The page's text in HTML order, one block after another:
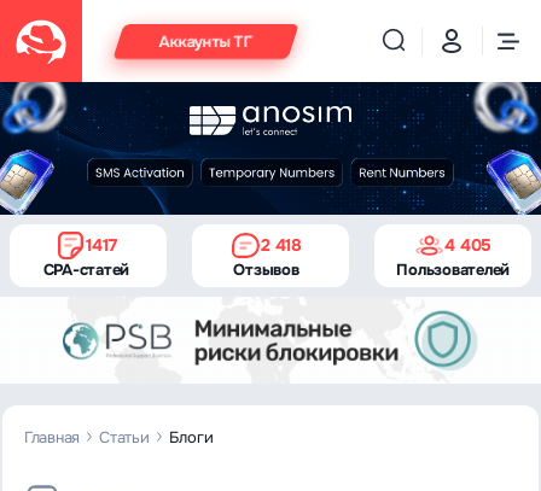
Аккаунты ТГ
1417
CPA-статей
2 418
Отзывов
4 405
Пользователей
Главная Статьи Блоги